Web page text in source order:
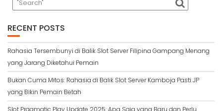
RECENT POSTS
Rahasia Tersembunyi di Balik Slot Server Filipina Gampang Menang
yang Jarang Diketahui Pemain
Bukan Cuma Mitos: Rahasia di Balik Slot Server Kamboja Pasti JP
yang Bikin Pemain Betah
Slot Pragmatic Play Update 2025: Apa Saja yang Baru dan Perlu